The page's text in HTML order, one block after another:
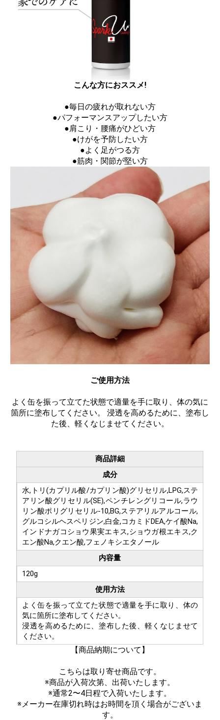
こんな方におススメ!
●毎日の疲れが取れない方
●パフォーマンスアップしたい方
●肩こり・腰痛がひどい方
●けがを予防したい方
●よく足がつる方
●筋肉・関節が堅い方
ご使用方法
よく缶を振って立てた状態で適量を手に取り、体の気に
箇所に塗布してください。 浸透を高めるために、塗布し
た後、軽くなじませてください。
商品詳細
成分
水,トリ(カプリル酸/カプリン酸)グリセリル,LPG,ステ
アリン酸グリセリル(SE),ペンチレングリコール,ラウ
リン酸ポリグリセリル-10,BG,ステアリルアルコール,
グルコシルヘスペリジン,白金,コカミドDEA,ケイ酸Na,
インドナガコショウ果実エキス,ショウガ根エキス,ク
エン酸Na,クエン酸,フェノキシエタノール
内容量
120g
使用方法
よく缶を振って立てた状態で適量を手に取り、体の
気に箇所に塗布してください。
浸透を高めるために、塗布した後、軽くなじませて
ください。
【商品納期について】
こちらは取り寄せ商品です。
※商品が入荷次第、出荷いたします。
※通常2〜4日程で入荷いたします。
※メーカー在庫切れ時はお時間を頂く場合がございま
す。
手首
足首
お得な商品
小物
新規会員登録
お気に入り